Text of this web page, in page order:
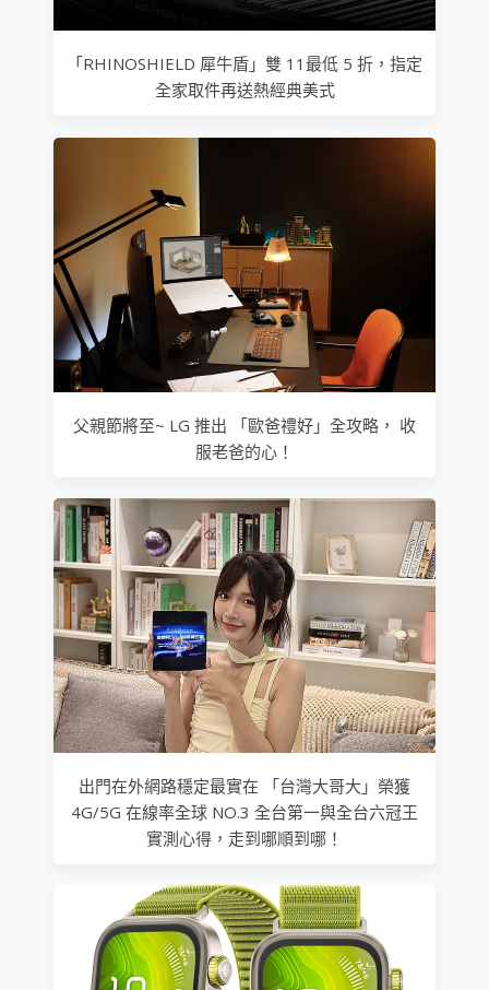
「RHINOSHIELD 犀牛盾」雙 11最低 5 折，指定
全家取件再送熱經典美式
父親節將至~ LG 推出 「歐爸禮好」全攻略， 收
服老爸的心！
出門在外網路穩定最實在 「台灣大哥大」榮獲
4G/5G 在線率全球 NO.3 全台第一與全台六冠王
實測心得，走到哪順到哪！